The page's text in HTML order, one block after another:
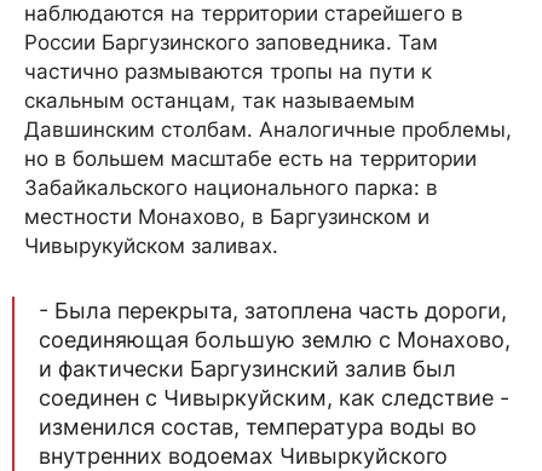
наблюдаются на территории старейшего в
России Баргузинского заповедника. Там
частично размываются тропы на пути к
скальным останцам, так называемым
Давшинским столбам. Аналогичные проблемы,
но в большем масштабе есть на территории
Забайкальского национального парка: в
местности Монахово, в Баргузинском и
Чивырукуйском заливах.
- Была перекрыта, затоплена часть дороги,
соединяющая большую землю с Монахово,
и фактически Баргузинский залив был
соединен с Чивыркуйским, как следствие -
изменился состав, температура воды во
внутренних водоемах Чивыркуйского